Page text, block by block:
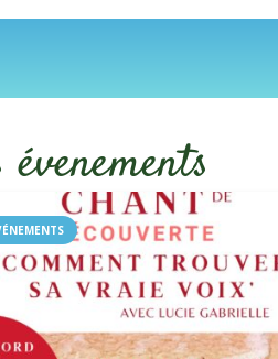
évenements